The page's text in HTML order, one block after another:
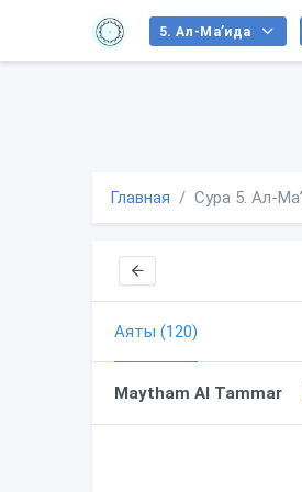
5. Ал-Маʼида
Главная Сура 5. Ал-
Аяты (120)
Maytham Al Tammar